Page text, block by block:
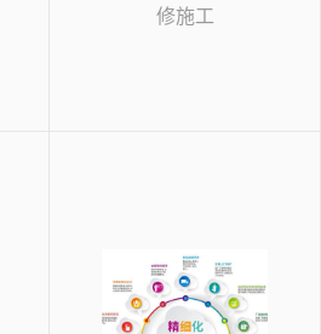
修施工